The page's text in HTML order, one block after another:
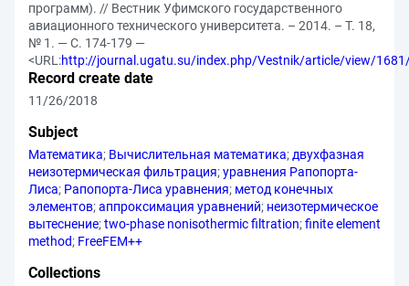
программ). // Вестник Уфимского государственного
авиационного технического университета. – 2014. – Т. 18,
№ 1. — С. 174-179 —
<URL:http://journal.ugatu.su/index.php/Vestnik/article/view/
Record create date
11/26/2018
Subject
Математика; Вычислительная математика; двухфазная
неизотермическая фильтрация;уравнения Рапопорта-
Лиса; Рапопорта-Лиса уравнения; метод конечных
элементов;аппроксимация уравнений; неизотермическое
вытеснение;two-phase nonisothermic filtration;finite element
method; FreeFEM++
Collections